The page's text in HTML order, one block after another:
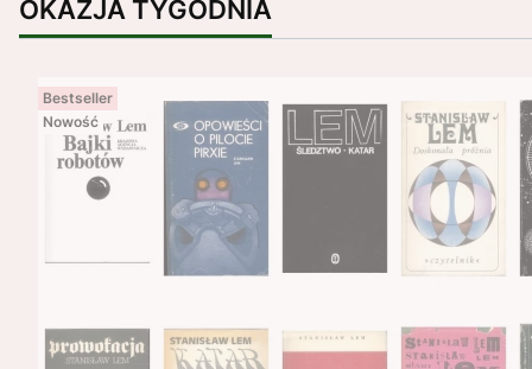
OKAZJA TYGODNIA
Bestseller
Nowość